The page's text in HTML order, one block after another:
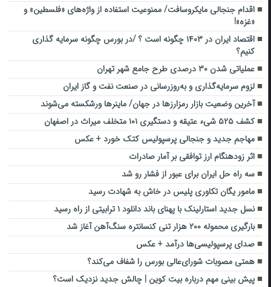
اقدام جنجالی مایکروسافت/ ممنوعیت استفاده از واژه‌های «فلسطین» و
«غزه»!
اقتصاد ایران در ۱۴۰۳ چگونه است ؟ /در بورس چگونه سرمایه گذاری
کنیم‌؟
عملیاتی شدن ۳۰ درصدی طرح جامع شهر تهران
لزوم سرمایه‌گذاری و به‌روزرسانی در صنعت نفت و گاز ایران
آخرین وضعیت بازار رمزارزها در جهان/ ماینرها ورشکسته می‌شوند
کشف ۵۲۵ شیء عتیقه و دستگیری ۱۰۱ متخلف میراث در اصفهان
مهاجم جدید و جنجالی پرسپولیس کتک خورد + عکس
اثر زودهنگام ارز توافقی بر آمار صادرات
سه‌ راه‌ حل ایران برای عبور از فشار رو شد
مامور یگان تکاوری پلیس در خاش به شهادت رسید
نسل جدید استارلینک با پهنای باند دانلود ۱ ترابیتی از راه رسید
بارگیری محموله ۲۰۰ هزار تنی کنسانتره سنگ‌آهن آغاز شد
صدای پرسپولیسی‌ها درآمد + عکس
همتی مصوبات شورای‌عالی بورس را شفاف می‌کند؟
پیش بینی مهم درباره بیت کوین | چالش جدید نزدیک است؟